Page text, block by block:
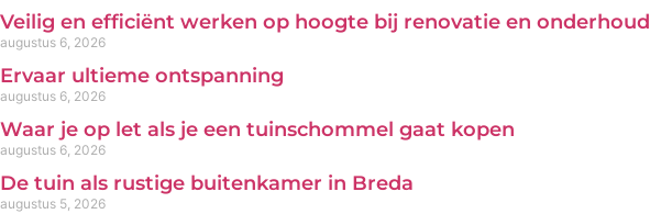
Veilig en efficiënt werken op hoogte bij renovatie en onderhoud
augustus 6, 2026
Ervaar ultieme ontspanning
augustus 6, 2026
Waar je op let als je een tuinschommel gaat kopen
augustus 6, 2026
De tuin als rustige buitenkamer in Breda
augustus 5, 2026